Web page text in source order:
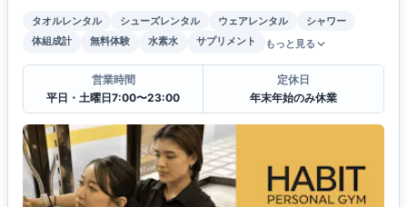
タオルレンタル シューズレンタル ウェアレンタル
シャワー
体組成計
無料体験 水素水 サプリメント もっと見る
営業時間
平日・土曜日7:00〜23:00
定休日
年末年始のみ休業